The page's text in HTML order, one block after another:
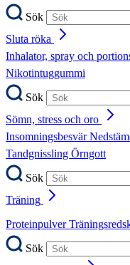
Sök
Sluta röka
Inhalator, spray och
Nikotintuggummi
Sök
Sömn, stress och oro
Insomningsbesvär
Tandgnissling Örngott
Sök
Träning
Proteinpulver
Sök